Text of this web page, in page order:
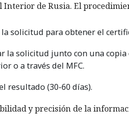
de Rusia. El
solicitud para obtener el
la solicitud junto con una
o a través del MFC.
resultado (30-60 días).
y precisión de la